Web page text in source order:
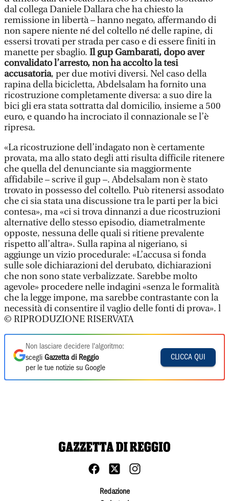
dal collega Daniele Dallara che ha chiesto la
remissione in libertà – hanno negato, affermando di
non sapere niente né del coltello né delle rapine, di
essersi trovati per strada per caso e di essere finiti in
manette per sbaglio. Il gup Gambarati, dopo aver
convalidato l’arresto, non ha accolto la tesi
accusatoria, per due motivi diversi. Nel caso della
rapina della bicicletta, Abdelsalam ha fornito una
ricostruzione completamente diversa: a suo dire la
bici gli era stata sottratta dal domicilio, insieme a 500
euro, e quando ha incrociato il connazionale se l’è
ripresa.
«La ricostruzione dell’indagato non è certamente
provata, ma allo stato degli atti risulta difficile ritenere
che quella del denunciante sia maggiormente
affidabile – scrive il gup –. Abdelsalam non è stato
trovato in possesso del coltello. Può ritenersi assodato
che ci sia stata una discussione tra le parti per la bici
contesa», ma «ci si trova dinnanzi a due ricostruzioni
alternative dello stesso episodio, diametralmente
opposte, nessuna delle quali si ritiene prevalente
rispetto all’altra». Sulla rapina al nigeriano, si
aggiunge un vizio procedurale: «L’accusa si fonda
sulle sole dichiarazioni del derubato, dichiarazioni
che non sono state verbalizzate. Sarebbe molto
agevole» procedere nelle indagini «senza le formalità
che la legge impone, ma sarebbe contrastante con la
necessità di consentire il vaglio delle fonti di prova». l
© RIPRODUZIONE RISERVATA
Non lasciare decidere l'algoritmo:
scegli Gazzetta di Reggio
per le tue notizie su Google
CLICCA QUI
Redazione